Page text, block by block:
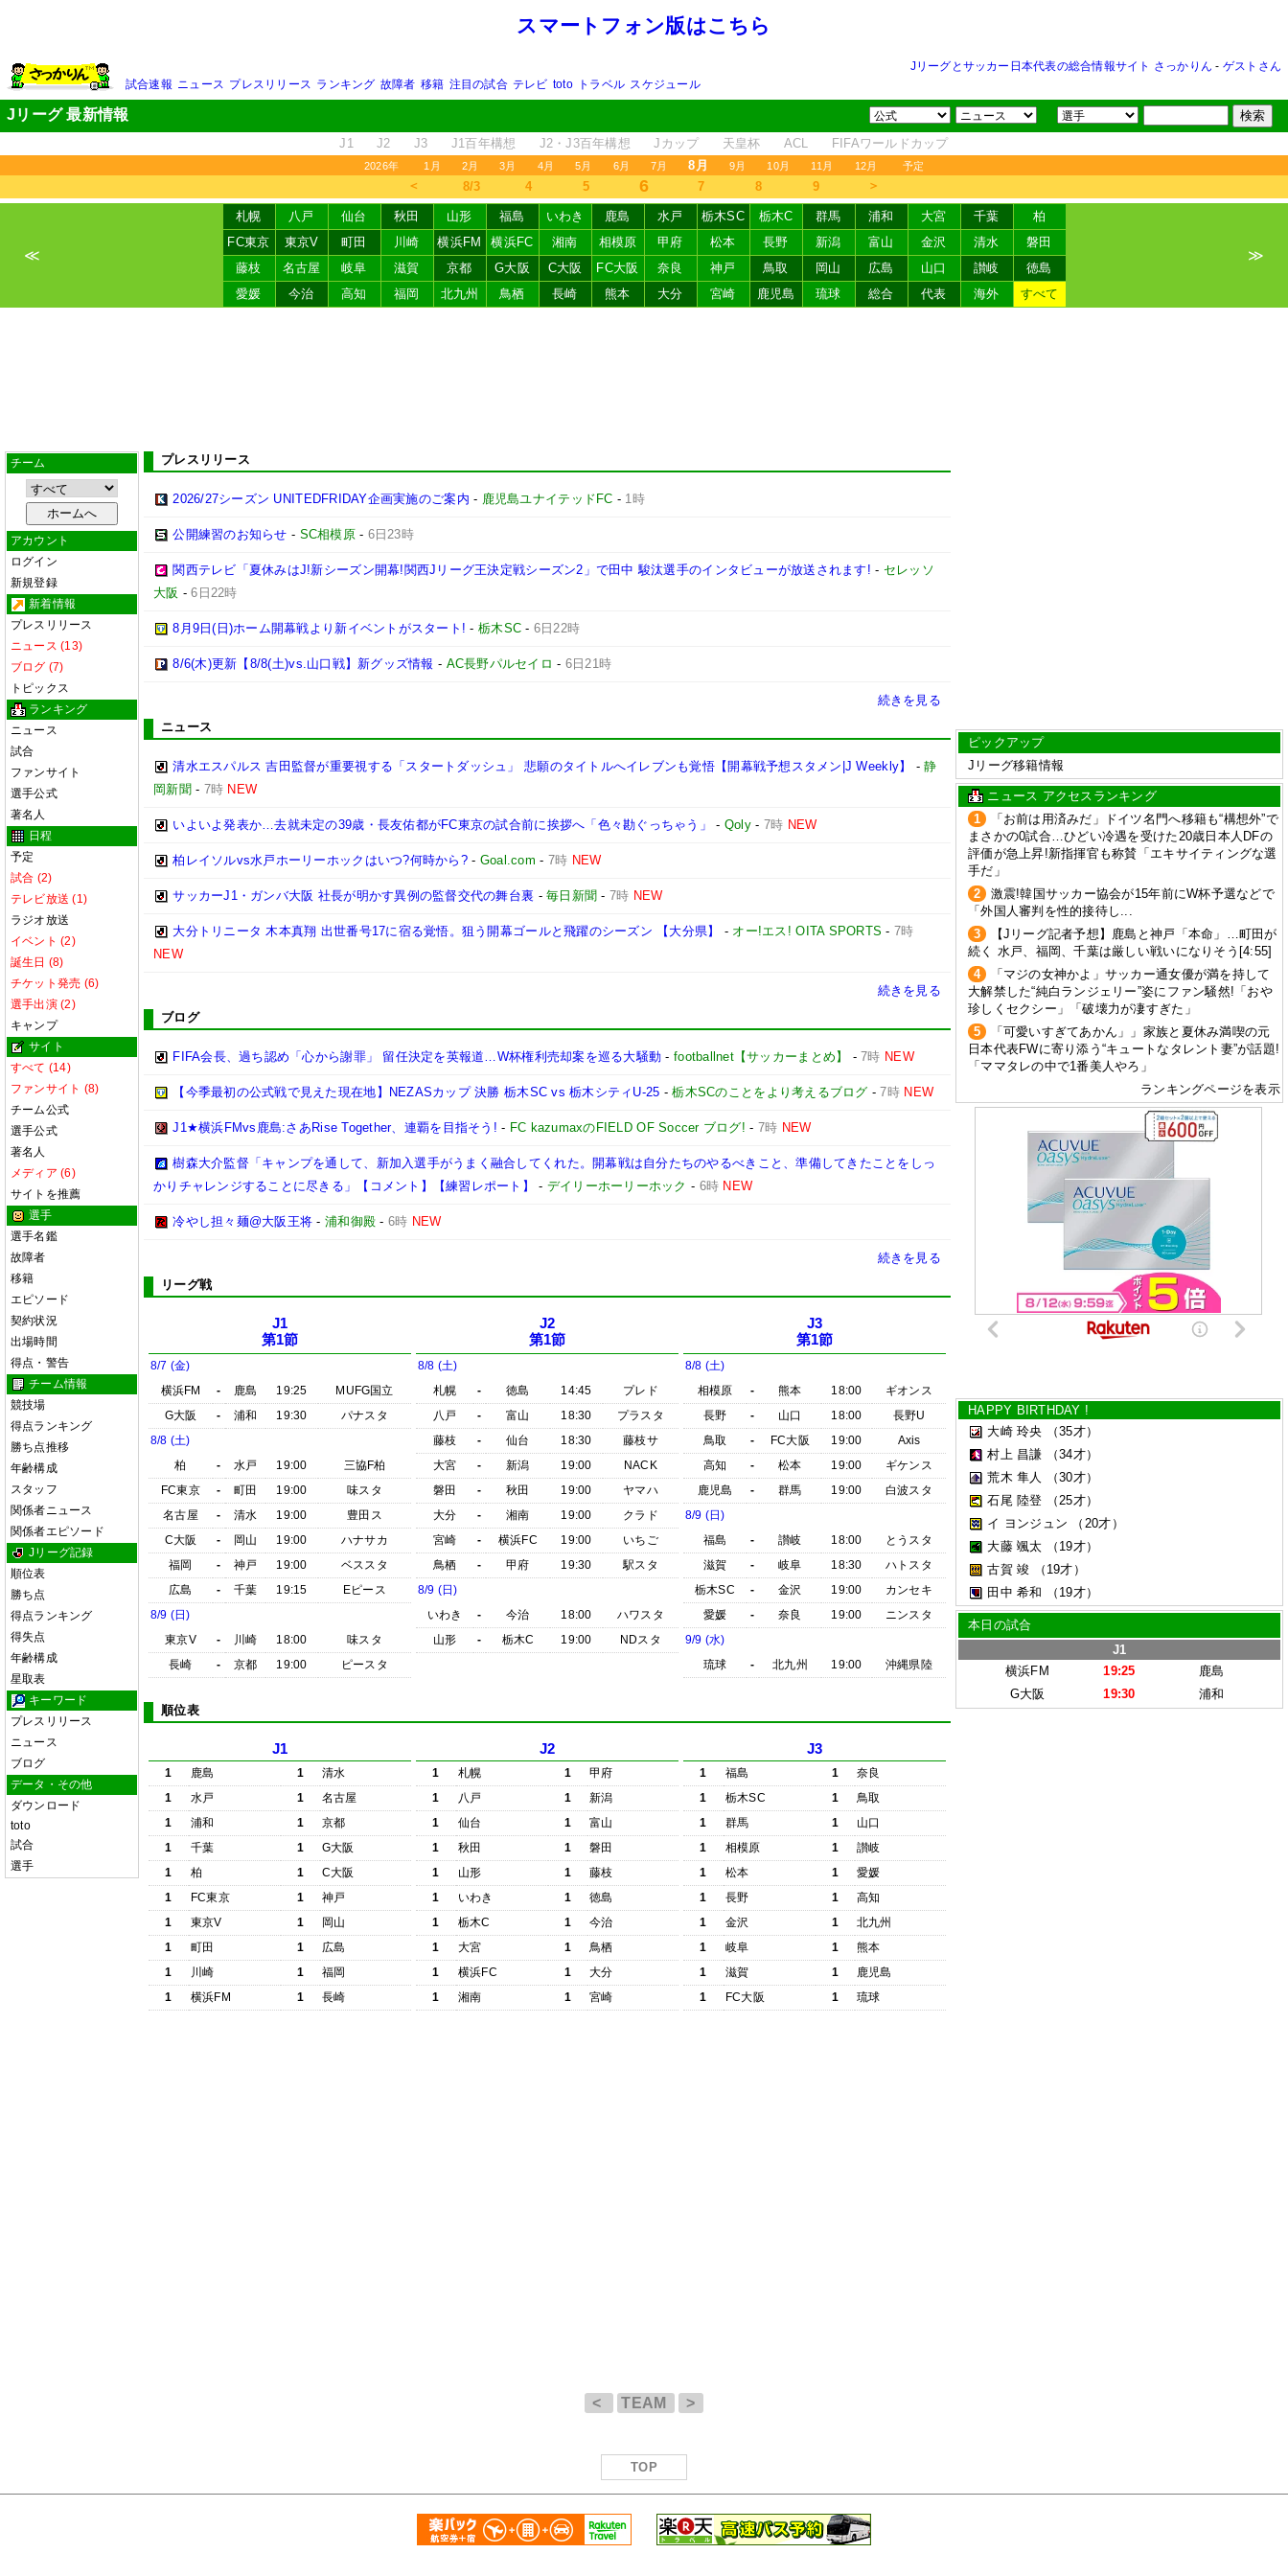
スマートフォン版はこちら
Jリーグとサッカー日本代表の総合情報サイト さっかりん - ゲストさん
試合速報 ニュース プレスリリース ランキング 故障者 移籍 注目の試合 テレビ toto トラベル スケジュール
Jリーグ 最新情報
J1 J2 J3 J1百年構想 J2・J3百年構想 Jカップ 天皇杯 ACL FIFAワールドカップ
2026年 1月 2月 3月 4月 5月 6月 7月 8月 9月 10月 11月 12月 予定
＜ 8/3 4 5 6 7 8 9 ＞
≪
札幌 八戸 仙台 秋田 山形 福島 いわき 鹿島 水戸 栃木SC 栃木C 群馬 浦和 大宮 千葉
柏
FC東京
東京V 町田 川崎 横浜FM 横浜FC 湘南 相模原 甲府 松本 長野 新潟 富山 金沢 清水
磐田
藤枝
名古屋 岐阜 滋賀 京都 G大阪 C大阪 FC大阪 奈良 神戸 鳥取 岡山 広島 山口 讃岐
徳島
愛媛
今治 高知 福岡 北九州 鳥栖 長崎 熊本 大分 宮崎 鹿児島 琉球 総合 代表 海外 すべて
≫
チーム
アカウント
ログイン
新規登録
新着情報
プレスリリース
ニュース (13)
ブログ (7)
トピックス
ランキング
ニュース
試合
ファンサイト
選手公式
著名人
日程
予定
試合 (2)
テレビ放送 (1)
ラジオ放送
イベント (2)
誕生日 (8)
チケット発売 (6)
選手出演 (2)
キャンプ
サイト
すべて (14)
ファンサイト (8)
チーム公式
選手公式
著名人
メディア (6)
サイトを推薦
選手
選手名鑑
故障者
移籍
エピソード
契約状況
出場時間
得点・警告
チーム情報
競技場
得点ランキング
勝ち点推移
年齢構成
スタッフ
関係者ニュース
関係者エピソード
Jリーグ記録
順位表
勝ち点
得点ランキング
得失点
年齢構成
星取表
キーワード
プレスリリース
ニュース
ブログ
データ・その他
ダウンロード
toto
試合
選手
プレスリリース
2026/27シーズン UNITEDFRIDAY企画実施のご案内 - 鹿児島ユナイテッドFC - 1時
公開練習のお知らせ - SC相模原- 6日23時
関西テレビ「夏休みはJ!新シーズン開幕!関西Jリーグ王決定戦シーズン2」で田中 駿汰選手のインタビューが放送されます! - セレッソ
大阪 -6日22時
8月9日(日)ホーム開幕戦より新イベントがスタート! -栃木SC - 6日22時
8/6(木)更新【8/8(土)vs.山口戦】新グッズ情報 - AC長野パルセイロ - 6日21時
続きを見る
ニュース
清水エスパルス 吉田監督が重要視する「スタートダッシュ」 悲願のタイトルへイレブンも覚悟【開幕戦予想スタメン|J Weekly】 -静
岡新聞 - 7時 NEW
いよいよ発表か…去就未定の39歳・長友佑都がFC東京の試合前に挨拶へ「色々勘ぐっちゃう」 - Qoly- 7時 NEW
柏レイソルvs水戸ホーリーホックはいつ?何時から?- Goal.com - 7時 NEW
サッカーJ1・ガンバ大阪 社長が明かす異例の監督交代の舞台裏 -毎日新聞 - 7時 NEW
大分トリニータ 木本真翔 出世番号17に宿る覚悟。狙う開幕ゴールと飛躍のシーズン 【大分県】 - オー!エス! OITA SPORTS - 7時
NEW
続きを見る
ブログ
FIFA会長、過ち認め「心から謝罪」 留任決定を英報道…W杯権利売却案を巡る大騒動 -footballnet【サッカーまとめ】 -7時 NEW
【今季最初の公式戦で見えた現在地】NEZASカップ 決勝 栃木SC vs 栃木シティU-25 -栃木SCのことをより考えるブログ -7時 NEW
J1★横浜FMvs鹿島:さあRise Together、連覇を目指そう! - FC kazumaxのFIELD OF Soccer ブログ! - 7時 NEW
樹森大介監督「キャンプを通して、新加入選手がうまく融合してくれた。開幕戦は自分たちのやるべきこと、準備してきたことをしっ
かりチャレンジすることに尽きる」【コメント】【練習レポート】
- デイリーホーリーホック - 6時 NEW
冷やし担々麺@大阪王将 -浦和御殿 - 6時 NEW
続きを見る
リーグ戦
J1
第1節
8/7 (金)
横浜FM
- 鹿島 19:25
MUFG国立
G大阪
- 浦和 19:30
パナスタ
8/8 (土)
柏
- 水戸 19:00
三協F柏
FC東京
- 町田 19:00
味スタ
名古屋
- 清水 19:00
豊田ス
C大阪
- 岡山 19:00
ハナサカ
福岡
- 神戸 19:00
ベススタ
広島
- 千葉 19:15
Eピース
8/9 (日)
東京V
- 川崎 18:00
味スタ
長崎
- 京都 19:00 ピースタ
J2
第1節
8/8 (土)
札幌
- 徳島 14:45
プレド
八戸
- 富山 18:30
プラスタ
藤枝
- 仙台 18:30
藤枝サ
大宮
- 新潟 19:00
NACK
磐田
- 秋田 19:00
ヤマハ
大分
- 湘南 19:00
クラド
宮崎
- 横浜FC 19:00
いちご
鳥栖
- 甲府 19:30
駅スタ
8/9 (日)
いわき
- 今治 18:00
ハワスタ
山形
- 栃木C 19:00 NDスタ
J3
第1節
8/8 (土)
相模原
- 熊本 18:00
ギオンス
長野
- 山口 18:00
長野U
鳥取
- FC大阪 19:00
Axis
高知
- 松本 19:00
ギケンス
鹿児島
- 群馬 19:00
白波スタ
8/9 (日)
福島
- 讃岐 18:00
とうスタ
滋賀
- 岐阜 18:30
ハトスタ
栃木SC
- 金沢 19:00
カンセキ
愛媛
- 奈良 19:00
ニンスタ
9/9 (水)
琉球
- 北九州 19:00 沖縄県陸
順位表
J1
1 鹿島 1
清水
1
水戸 1
名古屋
1
浦和 1
京都
1
千葉 1
G大阪
1
柏 1
C大阪
1
FC東京 1
神戸
1
東京V 1
岡山
1
町田 1
広島
1
川崎 1
福岡
1
横浜FM 1 長崎
J2
1 札幌 1
甲府
1
八戸 1
新潟
1
仙台 1
富山
1
秋田 1
磐田
1
山形 1
藤枝
1
いわき 1
徳島
1
栃木C 1
今治
1
大宮 1
鳥栖
1
横浜FC 1
大分
1
湘南 1 宮崎
J3
1 福島 1
奈良
1
栃木SC 1
鳥取
1
群馬 1
山口
1
相模原 1
讃岐
1
松本 1
愛媛
1
長野 1
高知
1
金沢 1
北九州
1
岐阜 1
熊本
1
滋賀 1
鹿児島
1
FC大阪 1 琉球
ピックアップ
Jリーグ移籍情報
ニュース アクセスランキング
1
「お前は用済みだ」ドイツ名門へ移籍も“構想外”で
まさかの0試合…ひどい冷遇を受けた20歳日本人DFの
評価が急上昇!新指揮官も称賛「エキサイティングな選
手だ」
2
激震!韓国サッカー協会が15年前にW杯予選などで
「外国人審判を性的接待し...
3
【Jリーグ記者予想】鹿島と神戸「本命」…町田が
続く 水戸、福岡、千葉は厳しい戦いになりそう[4:55]
4
「マジの女神かよ」サッカー通女優が満を持して
大解禁した“純白ランジェリー”姿にファン騒然!「おや
珍しくセクシー」「破壊力が凄すぎた」
5
「可愛いすぎてあかん」」家族と夏休み満喫の元
日本代表FWに寄り添う“キュートなタレント妻”が話題!
「ママタレの中で1番美人やろ」
ランキングページを表示
HAPPY BIRTHDAY !
大崎 玲央
（35才）
村上 昌謙
（34才）
荒木 隼人
（30才）
石尾 陸登
（25才）
イ ヨンジュン
（20才）
大藤 颯太
（19才）
古賀 竣
（19才）
田中 希和
（19才）
本日の試合
J1
横浜FM
19:25
鹿島
G大阪
19:30 浦和
< TEAM >
TOP